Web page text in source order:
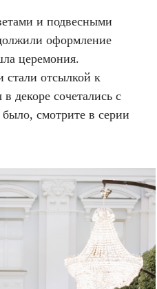
и подвесными
оформление
церемония.
стали отсылкой к
декоре сочетались с
смотрите в серии